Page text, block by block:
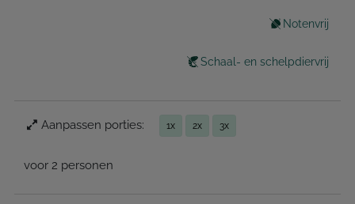
Notenvrij
Schaal- en schelpdiervrij
Aanpassen porties: 1x 2x 3x
voor 2 personen